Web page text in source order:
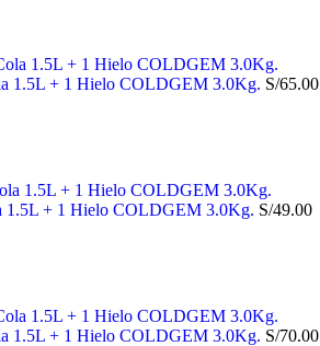
1.5L + 1 Hielo COLDGEM 3.0Kg. S/65.00
1.5L + 1 Hielo COLDGEM 3.0Kg. S/49.00
1.5L + 1 Hielo COLDGEM 3.0Kg. S/70.00